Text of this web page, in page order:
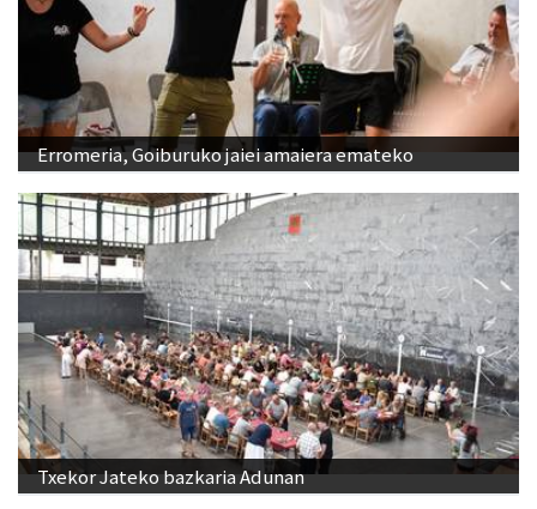
Erromeria, Goiburuko jaiei amaiera emateko
Txekor Jateko bazkaria Adunan